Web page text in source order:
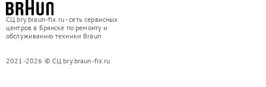
СЦ bry.braun-fix.ru - сеть сервисных
центров в Брянске по ремонту и
обслуживанию техники Braun
2021-2026 © СЦ bry.braun-fix.ru